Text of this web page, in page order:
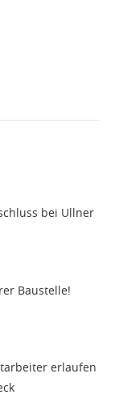
bei Ullner
Baustelle!
erlaufen